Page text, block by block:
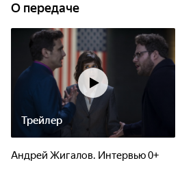
О передаче
Трейлер
Андрей Жигалов. Интервью 0+